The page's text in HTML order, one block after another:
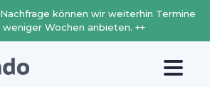
können wir weiterhin Termine
weniger Wochen anbieten. ++